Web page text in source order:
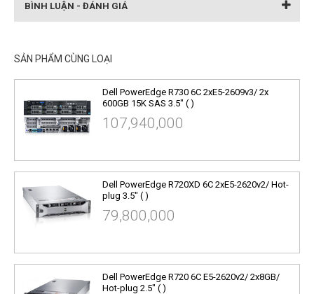
BÌNH LUẬN - ĐÁNH GIÁ
SẢN PHẨM CÙNG LOẠI
Dell PowerEdge R730 6C 2xE5-2609v3/ 2x
600GB 15K SAS 3.5" ( )
107,940,000
Dell PowerEdge R720XD 6C 2xE5-2620v2/ Hot-
plug 3.5" ( )
79,800,000
Dell PowerEdge R720 6C E5-2620v2/ 2x8GB/
Hot-plug 2.5" ( )